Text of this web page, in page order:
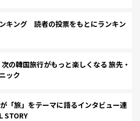
キング 読者の投票をもとにランキン
の韓国旅行がもっと楽しくなる 旅先・
ック
「旅」をテーマに語るインタビュー連
STORY